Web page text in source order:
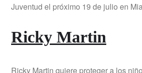
Juventud el próximo 19 de julio en
Ricky Martin
Ricky Martin quiere proteger a los